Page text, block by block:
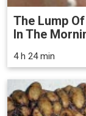
The Lump
In The
4 h 24 min